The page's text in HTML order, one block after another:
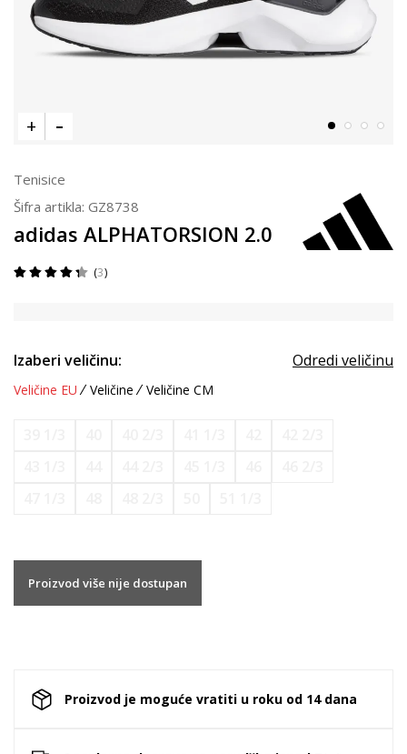
Tenisice
Šifra artikla: GZ8738
adidas ALPHATORSION 2.0
3
Izaberi veličinu: Odredi veličinu
Veličine EU Veličine Veličine CM
Proizvod više nije dostupan
Proizvod je moguće vratiti u roku od 14 dana